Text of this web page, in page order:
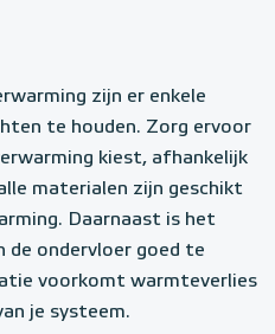
zijn er enkele
te houden. Zorg ervoor
kiest, afhankelijk
materialen zijn geschikt
Daarnaast is het
de ondervloer goed te
voorkomt warmteverlies
je systeem.